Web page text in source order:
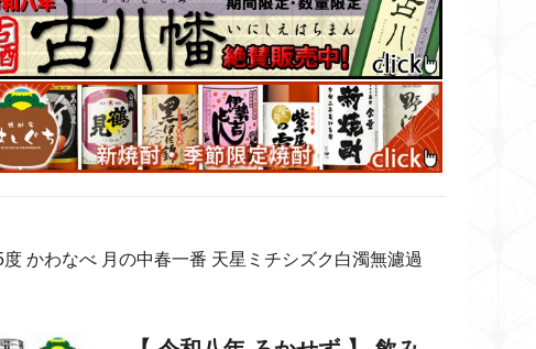
かわなべ 月の中春一番 天星ミチシズク白濁無濾過